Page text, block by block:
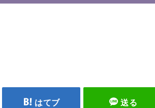
はてブ 送る